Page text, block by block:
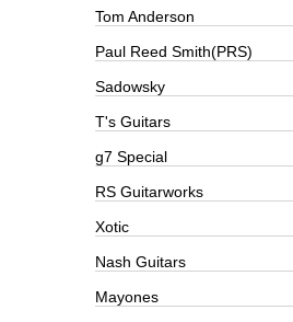
Tom Anderson
Paul Reed Smith(PRS)
Sadowsky
T's Guitars
g7 Special
RS Guitarworks
Xotic
Nash Guitars
Mayones